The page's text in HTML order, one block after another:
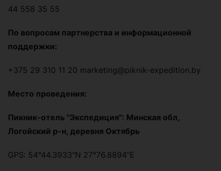
44 558 35 55
По вопросам партнерства и информационной
поддержки:
+375 29 310 11 20 marketing@piknik-expedition.by
Место проведения:
Пикник-отель "Экспедиция": Минская обл,
Логойский р-н, деревня Октябрь
GPS: 54°44.3933"N 27°76.8894"E